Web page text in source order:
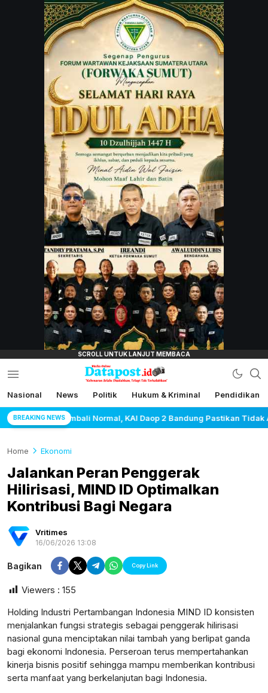
JARINGAN
lensamata.id
Datapost.id
Kebenaran Selalu Disalahkan, Tetapi Tak
Terkalahkan
Nasional News Politik Hukum & Kriminal Pendidikan
BREAKING NEWS
Daop 2 Bandung Pastikan Tidak Ada Kerusakan Prasarana
Home Ekonomi
Jalankan Peran Penggerak
Hilirisasi, MIND ID Optimalkan
Kontribusi Bagi Negara
Vritimes
16/06/2026 13:08
Bagikan Copy Link
Viewers : 155
Holding Industri Pertambangan Indonesia MIND ID konsisten
menjalankan fungsi strategis sebagai penggerak hilirisasi
nasional guna menciptakan nilai tambah yang berlipat ganda
bagi ekonomi Indonesia. Perseroan terus mempertahankan
kinerja bisnis positif sehingga mampu memberikan kontribusi
serta manfaat yang berkelanjutan bagi Indonesia.